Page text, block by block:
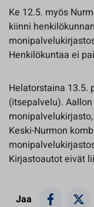
Ke 12.5. myös
kiinni
Henkilökuntaa ei
Helatorstaina 13.5.
(itsepalvelu).
Keski-Nurmon
Kirjastoautot eivät
Jaa